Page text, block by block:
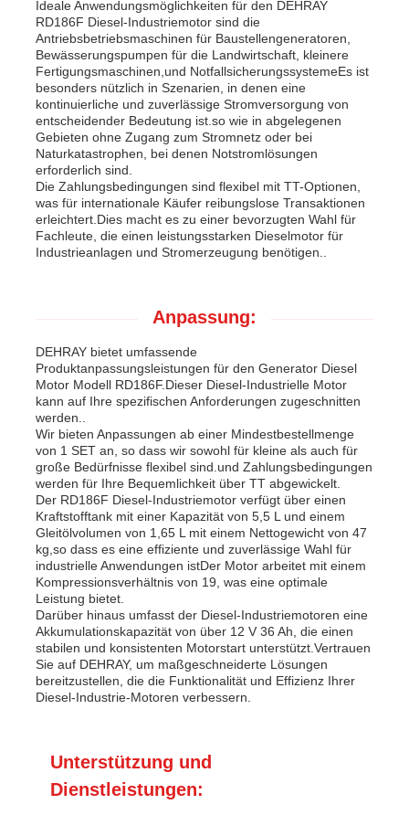
Ideale Anwendungsmöglichkeiten für den DEHRAY
RD186F Diesel-Industriemotor sind die
Antriebsbetriebsmaschinen für Baustellengeneratoren,
Bewässerungspumpen für die Landwirtschaft, kleinere
Fertigungsmaschinen,und NotfallsicherungssystemeEs ist
besonders nützlich in Szenarien, in denen eine
kontinuierliche und zuverlässige Stromversorgung von
entscheidender Bedeutung ist.so wie in abgelegenen
Gebieten ohne Zugang zum Stromnetz oder bei
Naturkatastrophen, bei denen Notstromlösungen
erforderlich sind.
Die Zahlungsbedingungen sind flexibel mit TT-Optionen,
was für internationale Käufer reibungslose Transaktionen
erleichtert.Dies macht es zu einer bevorzugten Wahl für
Fachleute, die einen leistungsstarken Dieselmotor für
Industrieanlagen und Stromerzeugung benötigen..
Anpassung:
DEHRAY bietet umfassende
Produktanpassungsleistungen für den Generator Diesel
Motor Modell RD186F.Dieser Diesel-Industrielle Motor
kann auf Ihre spezifischen Anforderungen zugeschnitten
werden..
Wir bieten Anpassungen ab einer Mindestbestellmenge
von 1 SET an, so dass wir sowohl für kleine als auch für
große Bedürfnisse flexibel sind.und Zahlungsbedingungen
werden für Ihre Bequemlichkeit über TT abgewickelt.
Der RD186F Diesel-Industriemotor verfügt über einen
Kraftstofftank mit einer Kapazität von 5,5 L und einem
Gleitölvolumen von 1,65 L mit einem Nettogewicht von 47
kg,so dass es eine effiziente und zuverlässige Wahl für
industrielle Anwendungen istDer Motor arbeitet mit einem
Kompressionsverhältnis von 19, was eine optimale
Leistung bietet.
Darüber hinaus umfasst der Diesel-Industriemotoren eine
Akkumulationskapazität von über 12 V 36 Ah, die einen
stabilen und konsistenten Motorstart unterstützt.Vertrauen
Sie auf DEHRAY, um maßgeschneiderte Lösungen
bereitzustellen, die die Funktionalität und Effizienz Ihrer
Diesel-Industrie-Motoren verbessern.
Unterstützung und
Dienstleistungen: